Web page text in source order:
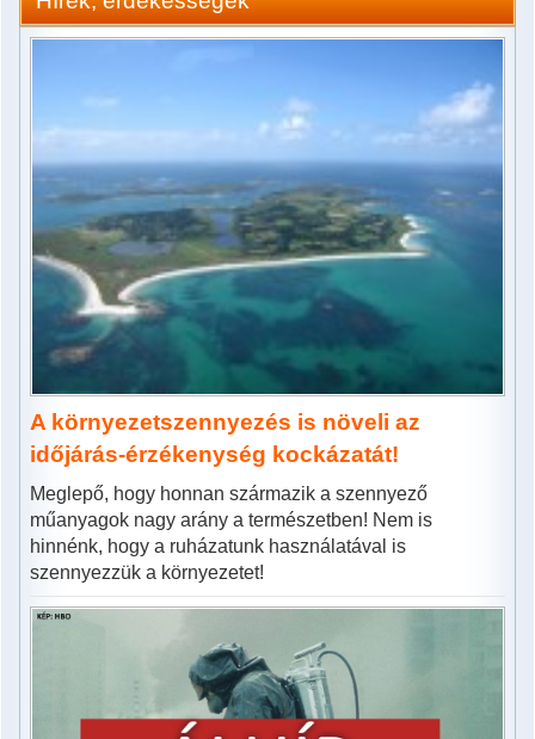
A környezetszennyezés is növeli az
időjárás-érzékenység kockázatát!
Meglepő, hogy honnan származik a szennyező
műanyagok nagy arány a természetben! Nem is
hinnénk, hogy a ruházatunk használatával is
szennyezzük a környezetet!